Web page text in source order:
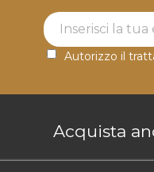
Newsletter Label
Autorizzo il
Acquista